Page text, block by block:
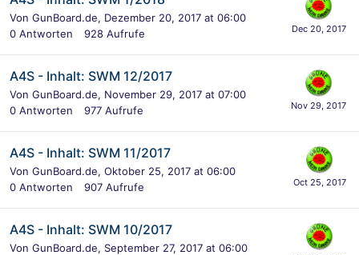
Von GunBoard.de, Dezember 20, 2017 at 06:00
0 Antworten 928 Aufrufe
A4S - Inhalt: SWM 12/2017
Von GunBoard.de, November 29, 2017 at 07:00
0 Antworten 977 Aufrufe
A4S - Inhalt: SWM 11/2017
Von GunBoard.de, Oktober 25, 2017 at 06:00
0 Antworten 907 Aufrufe
A4S - Inhalt: SWM 10/2017
Von GunBoard.de, September 27, 2017 at 06:00